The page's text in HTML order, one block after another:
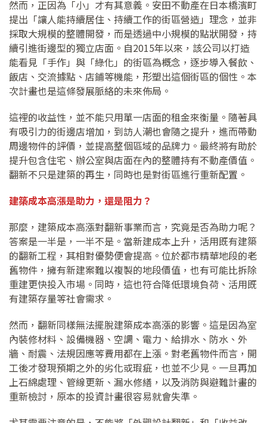
然而，正因為「小」才有其意義。安田不動產在日本橋濱町
提出「讓人能持續居住、持續工作的街區營造」理念，並非
採取大規模的整體開發，而是透過中小規模的點狀開發，持
續引進街邊型的獨立店面。自2015年以來，該公司以打造
能看見「手作」與「綠化」的街區為概念，逐步導入餐飲、
飯店、交流據點、店鋪等機能，形塑出這個街區的個性。本
次計畫也是這條發展脈絡的未來佈局。
這裡的收益性，並不能只用單一店面的租金來衡量。隨著具
有吸引力的街邊店增加，到訪人潮也會隨之提升，進而帶動
周邊物件的評價，並提高整個區域的品牌力。最終將有助於
提升包含住宅、辦公室與店面在內的整體持有不動產價值。
翻新不只是建築的再生，同時也是對街區進行重新配置。
建築成本高漲是助力，還是阻力？
那麼，建築成本高漲對翻新事業而言，究竟是否為助力呢？
答案是一半是，一半不是。當新建成本上升，活用既有建築
的翻新工程，其相對優勢便會提高。位於都市精華地段的老
舊物件，擁有新建案難以複製的地段價值，也有可能比拆除
重建更快投入市場。同時，這也符合降低環境負荷、活用既
有建築存量等社會需求。
然而，翻新同樣無法擺脫建築成本高漲的影響。這是因為室
內裝修材料、設備機器、空調、電力、給排水、防水、外
牆、耐震、法規因應等費用都在上漲。對老舊物件而言，開
工後才發現預期之外的劣化或瑕疵，也並不少見。一旦再加
上石綿處理、管線更新、漏水修繕，以及消防與避難計畫的
重新檢討，原本的投資計畫很容易就會失準。